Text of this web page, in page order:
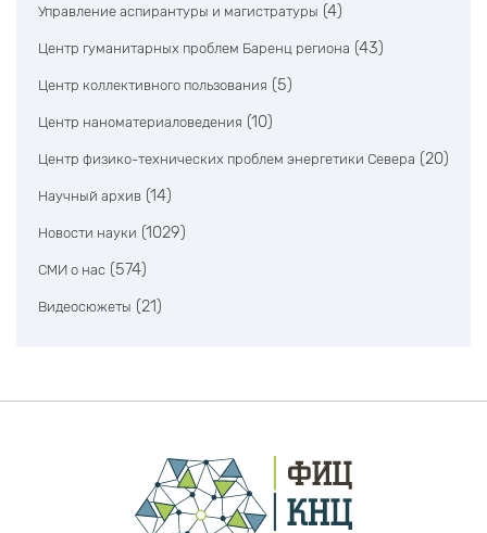
Управление аспирантуры и магистратуры (4)
Центр гуманитарных проблем Баренц региона (43)
Центр коллективного пользования (5)
Центр наноматериаловедения (10)
Центр физико-технических проблем энергетики Севера (20)
Научный архив (14)
Новости науки (1029)
СМИ о нас (574)
Видеосюжеты (21)